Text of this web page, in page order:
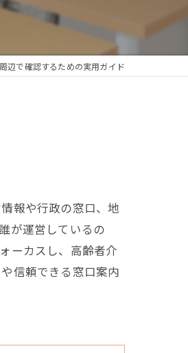
辺で確認するための実用ガイド
報や行政の窓口、地
が運営しているの
ーカスし、高齢者介
信頼できる窓口案内